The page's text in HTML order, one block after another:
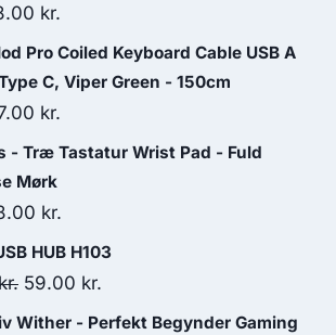
kr..
kr.
price
is:
Pro Coiled Keyboard Cable USB A
C, Viper Green - 150cm
kr..
kr.
price
- Træ Tastatur Wrist Pad - Fuld
Mørk
kr.
price
is:
HUB H103
Original
price
59.00 kr.
price
Wither - Perfekt Begynder Gaming